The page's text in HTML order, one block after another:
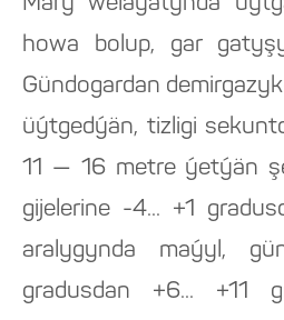
howa bolup, gar
Gündogardan
üýtgedýän, tizligi
11 — 16 metre ýetýän
gijelerine -4... +1
aralygynda maýyl,
gradusdan +6... +11